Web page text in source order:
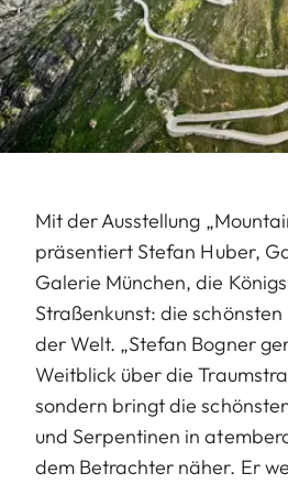
Mit der Ausstellung
präsentiert Stefan Huber,
Galerie München, die
Straßenkunst: die
der Welt. „Stefan Bogner
Weitblick über die
sondern bringt die
und Serpentinen in
dem Betrachter näher. Er